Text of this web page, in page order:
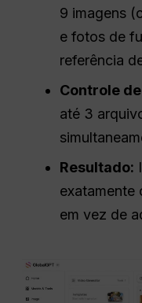
9 imagens
e fotos de
referência
Controle
até 3
Resultado:
exatamente
em vez de